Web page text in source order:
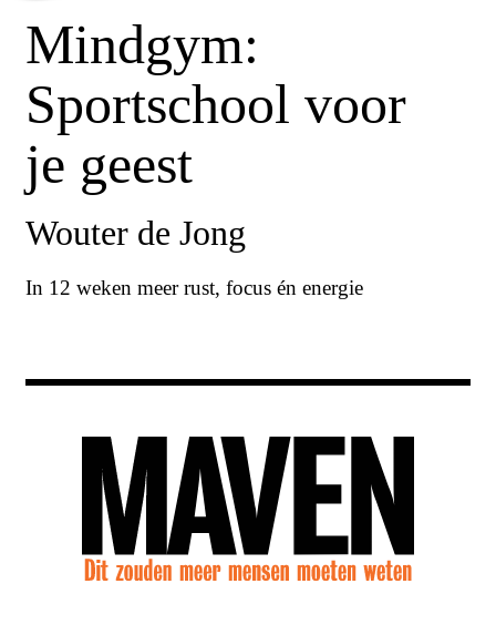
Mindgym:
Sportschool voor
je geest
Wouter de Jong
In 12 weken meer rust, focus én energie